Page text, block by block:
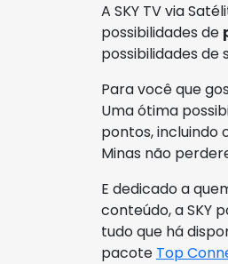
A SKY TV via
possibilidades de
possibilidades de
Para você que
Uma ótima
pontos, incluindo
Minas não
E dedicado a
conteúdo, a SKY
tudo que há
pacote Top